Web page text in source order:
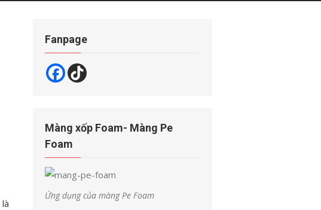
là
Fanpage
Màng xốp Foam- Màng Pe
Foam
Ứng dụng của màng Pe Foam